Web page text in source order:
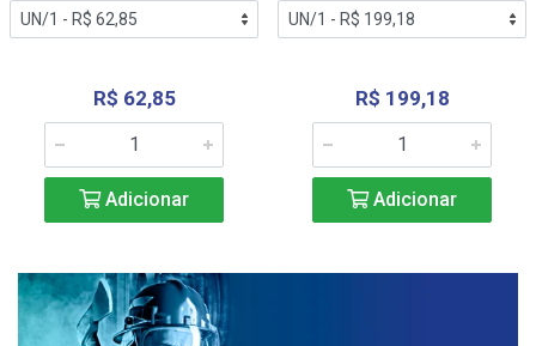
R$ 62,85
Adicionar
R$ 199,18
Adicionar